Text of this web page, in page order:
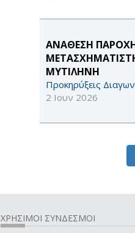
ΑΝΑΘΕΣΗ
ΜΥΤΙΛΗΝΗ
Προκηρύξεις
2 Ιουν 2026
ΧΡΗΣΙΜΟΙ ΣΥΝΔΕΣΜΟΙ